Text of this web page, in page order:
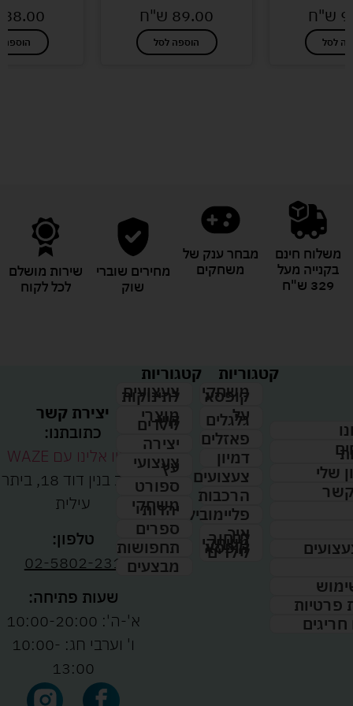
ש"ח
לסל
89.00 ש"ח
הוספה לסל
88.00
הוספה
משלוח חינם
בקנייה מעל
329 ש"ח
מבחר ענק של
משחקים
מחירים שוברי
שוק
שירות מושלם
לכל לקוח
שלי
קשר
פרטיות
חריגים
קטגוריות
משחקי
קופסא
על
גלגלים
פאזלים
דמיון
צעצועים
הרכבות
פליימוביל
איך
לבחור
משחקי
קופסא
לילדים
קטגוריות
צעצועים
לתינוקות
מוצרי
קיץ
לילדים
יצירה
צעצועי
עץ
ספורט
משחקי
יהדות
ספרים
תחפושות
מבצעים
יצירת קשר
כתובתנו:
נווטו אלינו עם WAZE
רחוב בנין דוד 18, ביתר
עילית
טלפון:
02-5802-231
שעות פתיחה:
א'-ה': 10:00-20:00
ו' וערבי חג: 10:00-
13:00